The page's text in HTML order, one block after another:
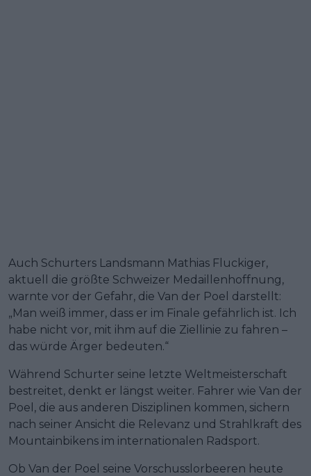
Auch Schurters Landsmann Mathias Fluckiger,
aktuell die größte Schweizer Medaillenhoffnung,
warnte vor der Gefahr, die Van der Poel darstellt:
„Man weiß immer, dass er im Finale gefährlich ist. Ich
habe nicht vor, mit ihm auf die Ziellinie zu fahren –
das würde Ärger bedeuten.“
Während Schurter seine letzte Weltmeisterschaft
bestreitet, denkt er längst weiter. Fahrer wie Van der
Poel, die aus anderen Disziplinen kommen, sichern
nach seiner Ansicht die Relevanz und Strahlkraft des
Mountainbikens im internationalen Radsport.
Ob Van der Poel seine Vorschusslorbeeren heute